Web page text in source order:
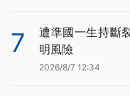
7
遭準國一生持斷
明風險
2026/8/7 12:34